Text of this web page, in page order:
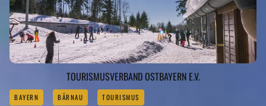
TOURISMUSVERBAND OSTBAYERN E.V.
BAYERN BÄRNAU TOURISMUS